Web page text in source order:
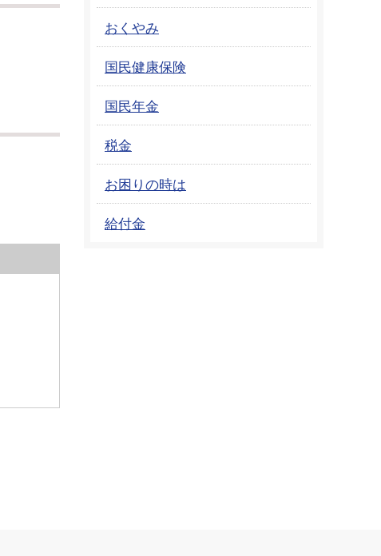
おくやみ
国民健康保険
国民年金
税金
お困りの時は
給付金